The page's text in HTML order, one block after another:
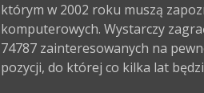
którym w 2002 roku muszą
komputerowych. Wystarczy
74787 zainteresowanych na
pozycji, do której co kilka lat